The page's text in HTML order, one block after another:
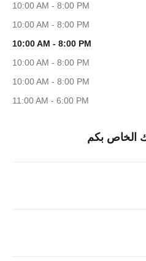
10:00 AM - 8:00 PM
10:00 AM - 8:00 PM
10:00 AM - 8:00 PM
10:00 AM - 8:00 PM
10:00 AM - 8:00 PM
11:00 AM - 6:00 PM
الخاص بكم